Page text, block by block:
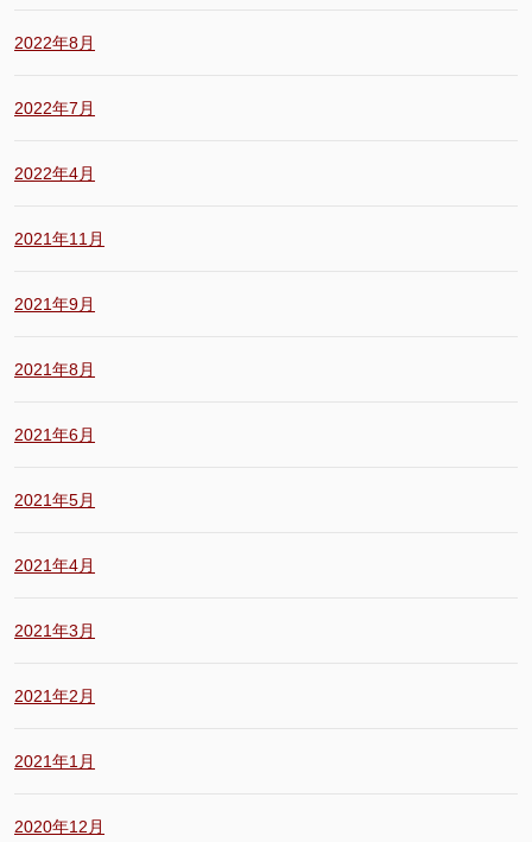
2022年8月
2022年7月
2022年4月
2021年11月
2021年9月
2021年8月
2021年6月
2021年5月
2021年4月
2021年3月
2021年2月
2021年1月
2020年12月